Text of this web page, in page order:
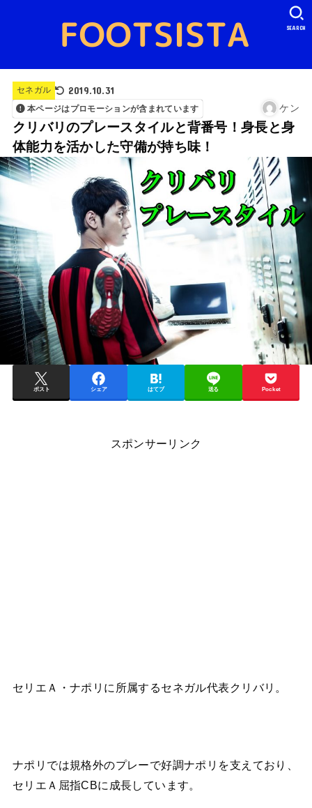
SEARCH
セネガル 2019.10.31
本ページはプロモーションが含まれています ケン
クリバリのプレースタイルと背番号！身長と身
体能力を活かした守備が持ち味！
ポスト シェア はてブ 送る Pocket
スポンサーリンク
セリエＡ・ナポリに所属するセネガル代表クリバリ。
ナポリでは規格外のプレーで好調ナポリを支えており、
セリエＡ屈指CBに成長しています。